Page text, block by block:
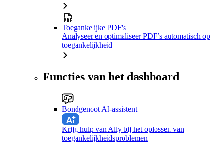
Toegankelijke PDF's
Analyseer en optimaliseer PDF’s automatisch op
toegankelijkheid
Functies van het dashboard
Bondgenoot AI-assistent
Krijg hulp van Ally bij het oplossen van
toegankelijkheidsproblemen